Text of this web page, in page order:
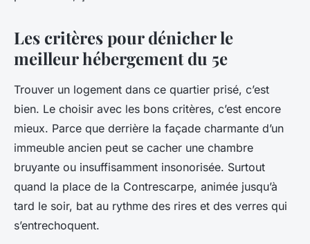
Les critères pour dénicher le
meilleur hébergement du 5e
Trouver un logement dans ce quartier prisé, c’est
bien. Le choisir avec les bons critères, c’est encore
mieux. Parce que derrière la façade charmante d’un
immeuble ancien peut se cacher une chambre
bruyante ou insuffisamment insonorisée. Surtout
quand la place de la Contrescarpe, animée jusqu’à
tard le soir, bat au rythme des rires et des verres qui
s’entrechoquent.